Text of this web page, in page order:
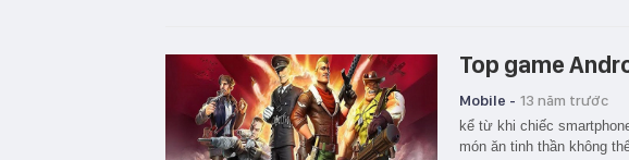
Top game
Mobile - 13 năm trước
kể từ khi chiếc
món ăn tinh thần không